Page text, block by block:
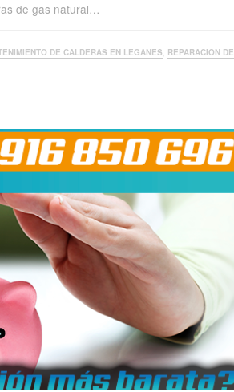
de gas natural…
DE CALDERAS EN LEGANES, REPARACION DE